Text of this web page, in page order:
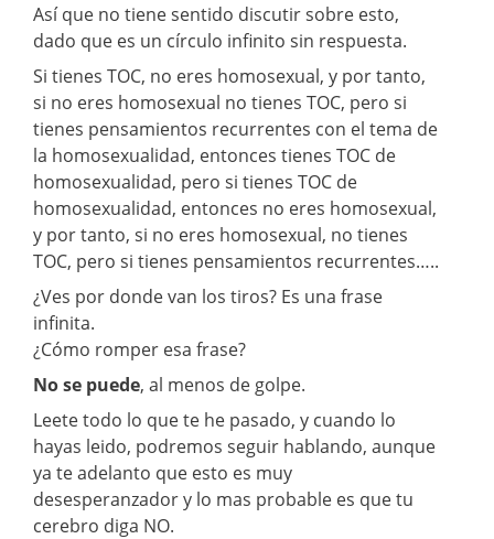
Así que no tiene sentido discutir sobre esto,
dado que es un círculo infinito sin respuesta.
Si tienes TOC, no eres homosexual, y por tanto,
si no eres homosexual no tienes TOC, pero si
tienes pensamientos recurrentes con el tema de
la homosexualidad, entonces tienes TOC de
homosexualidad, pero si tienes TOC de
homosexualidad, entonces no eres homosexual,
y por tanto, si no eres homosexual, no tienes
TOC, pero si tienes pensamientos recurrentes…..
¿Ves por donde van los tiros? Es una frase
infinita.
¿Cómo romper esa frase?
No se puede, al menos de golpe.
Leete todo lo que te he pasado, y cuando lo
hayas leido, podremos seguir hablando, aunque
ya te adelanto que esto es muy
desesperanzador y lo mas probable es que tu
cerebro diga NO.